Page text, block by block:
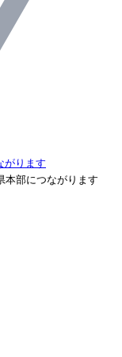
がります
部につながります